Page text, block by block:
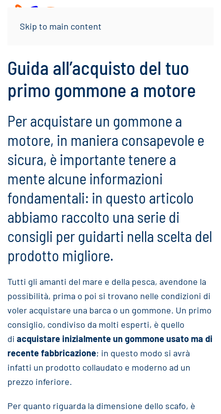
Skip to main content
Guida all’acquisto del tuo
primo gommone a motore
Per acquistare un gommone a
motore, in maniera consapevole e
sicura, è importante tenere a
mente alcune informazioni
fondamentali: in questo articolo
abbiamo raccolto una serie di
consigli per guidarti nella scelta del
prodotto migliore.
Tutti gli amanti del mare e della pesca, avendone la
possibilità, prima o poi si trovano nelle condizioni di
voler acquistare una barca o un gommone. Un primo
consiglio, condiviso da molti esperti, è quello
di acquistare inizialmente un gommone usato ma di
recente fabbricazione; in questo modo si avrà
infatti un prodotto collaudato e moderno ad un
prezzo inferiore.
Per quanto riguarda la dimensione dello scafo, è